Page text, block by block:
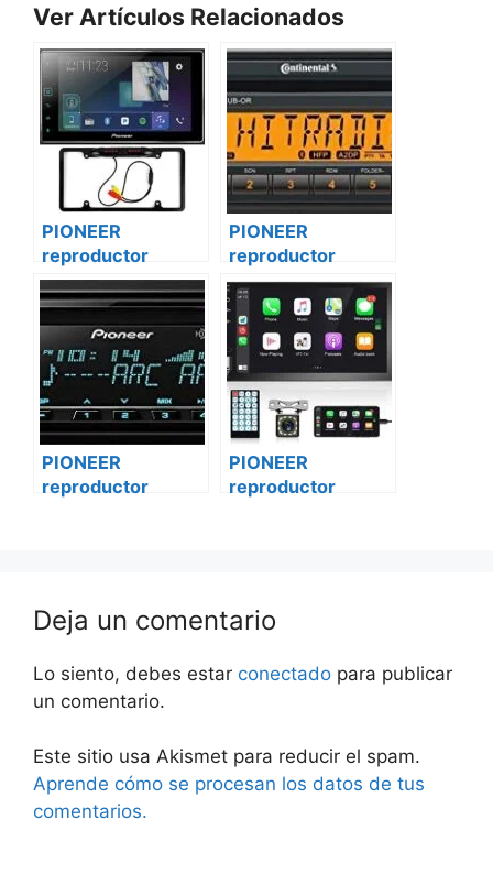
Ver Artículos Relacionados
PIONEER
reproductor
vehículo
multimedia mvh-
a205bt Ford
transit custom
PIONEER
reproductor
vehículo
multimedia mvh-
a205bt Renault
master
PIONEER
reproductor
PIONEER
reproductor
Deja un comentario
Lo siento, debes estar conectado para publicar
un comentario.
Este sitio usa Akismet para reducir el spam.
Aprende cómo se procesan los datos de tus
comentarios.